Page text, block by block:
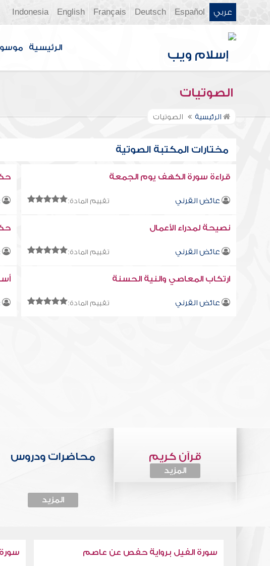
عربي Español
Deutsch
Français
English
Indonesia
الرئيسية
الصوتيات
الرئيسية الصوتيات
مختارات المكتبة الصوتية
قراءة سورة الكهف يوم الجمعة
عائض القرني تقييم المادة:
نصيحة لمدراء الأعمال
عائض القرني تقييم المادة:
ارتكاب المعاصي والنية الحسنة
عائض القرني تقييم المادة:
قرآن كريم
المزيد
محاضرات ودروس
المزيد
سورة الفيل برواية حفص عن عاصم